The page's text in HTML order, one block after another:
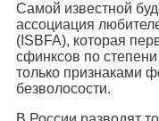
Самой известной
ассоциация
(ISBFA), которая
сфинксов по
только признаками
безволосости.